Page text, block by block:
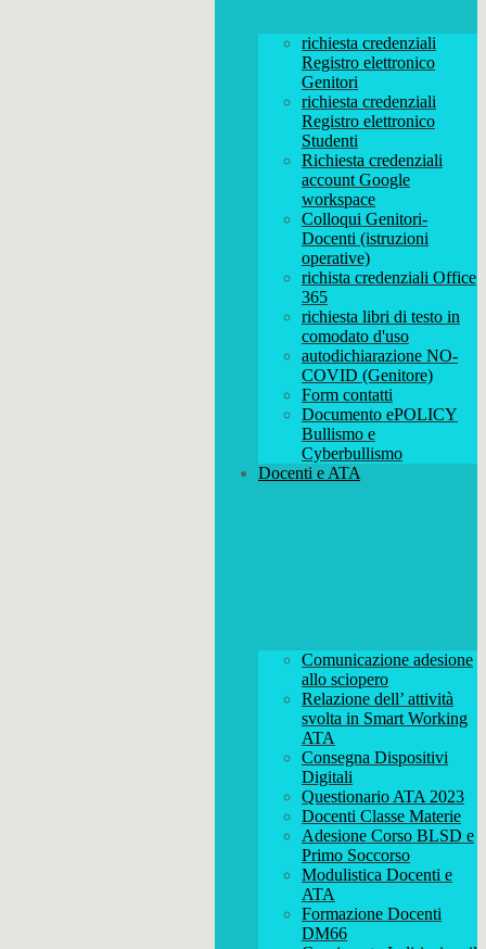
richiesta credenziali
Registro elettronico
Genitori
richiesta credenziali
Registro elettronico
Studenti
Richiesta credenziali
account Google
workspace
Colloqui Genitori-
Docenti (istruzioni
operative)
richista credenziali Office
365
richiesta libri di testo in
comodato d'uso
autodichiarazione NO-
COVID (Genitore)
Form contatti
Documento ePOLICY
Bullismo e
Cyberbullismo
Docenti e ATA
Comunicazione adesione
allo sciopero
Relazione dell’ attività
svolta in Smart Working
ATA
Consegna Dispositivi
Digitali
Questionario ATA 2023
Docenti Classe Materie
Adesione Corso BLSD e
Primo Soccorso
Modulistica Docenti e
ATA
Formazione Docenti
DM66